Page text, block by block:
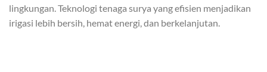
lingkungan. Teknologi tenaga surya yang efisien menjadikan
irigasi lebih bersih, hemat energi, dan berkelanjutan.